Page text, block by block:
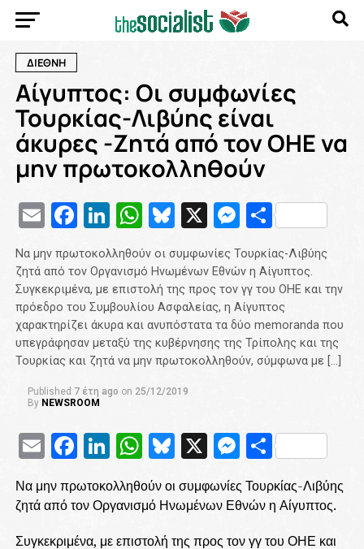
ΔΙΕΘΝΗ
Αίγυπτος: Οι συμφωνίες
Τουρκίας-Λιβύης είναι
άκυρες -Ζητά από τον ΟΗΕ να
μην πρωτοκολληθούν
EmailFacebook
LinkedIn
WhatsApp
Bluesky
X
Να μην πρωτοκολληθούν οι συμφωνίες Τουρκίας-Λιβύης
ζητά από τον Οργανισμό Ηνωμένων Εθνών η Αίγυπτος.
Συγκεκριμένα, με επιστολή της προς τον γγ του ΟΗΕ και την
πρόεδρο του Συμβουλίου Ασφαλείας, η Αίγυπτος
χαρακτηρίζει άκυρα και ανυπόστατα τα δύο memoranda που
υπεγράφησαν μεταξύ της κυβέρνησης της Τρίπολης και της
Τουρκίας και ζητά να μην πρωτοκολληθούν, σύμφωνα με […]
Published 7 έτη ago on 25/12/2019
By NEWSROOM
EmailFacebook
LinkedIn
WhatsApp
Bluesky
X
Να μην πρωτοκολληθούν οι συμφωνίες Τουρκίας-Λιβύης
ζητά από τον Οργανισμό Ηνωμένων Εθνών η Αίγυπτος.
Συγκεκριμένα, με επιστολή της προς τον γγ του ΟΗΕ και